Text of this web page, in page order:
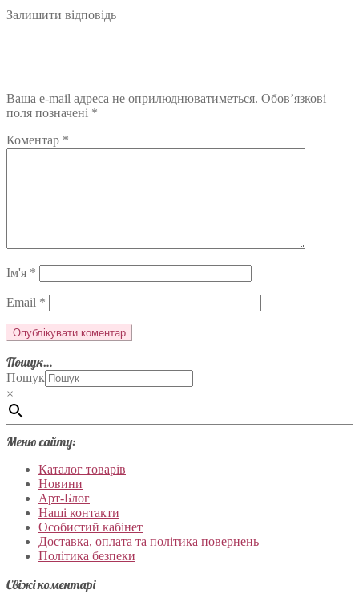
Залишити відповідь
Ваша e-mail адреса не оприлюднюватиметься. Обов’язкові
поля позначені *
Коментар *
Ім'я *
Email *
Пошук…
Пошук
×
Меню сайту:
Каталог товарів
Новини
Арт-Блог
Наші контакти
Особистий кабінет
Доставка, оплата та політика повернень
Політика безпеки
Свіжі коментарі